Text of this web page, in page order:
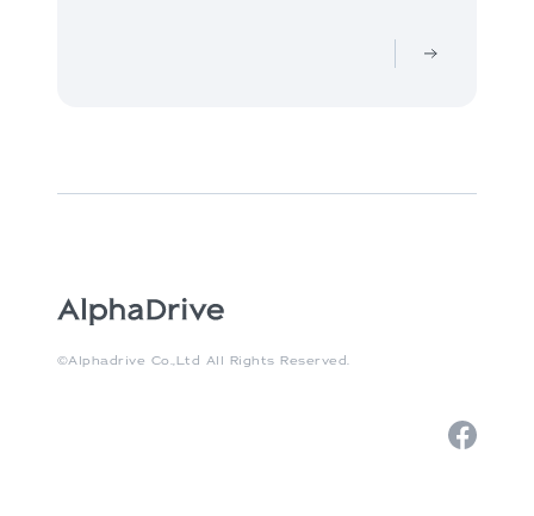
©Alphadrive Co.,Ltd All Rights Reserved.